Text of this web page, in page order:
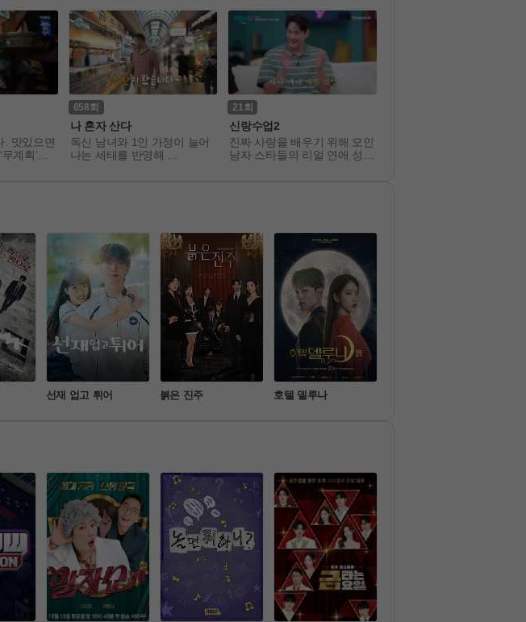
. 맛있으면
계획’과
658
나 혼자 산다
독신 남녀와 1인 가정이 늘어
나는 세태를 반영해
21
신랑수업2
진짜 사랑을 배우기 위해 모인
남자 스타들의 리얼 연애 성장
선재 업고 튀어 붉은 진주 호텔 델루나